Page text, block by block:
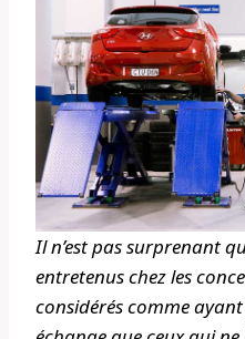
Il n’est pas surprenant
entretenus chez les
considérés comme